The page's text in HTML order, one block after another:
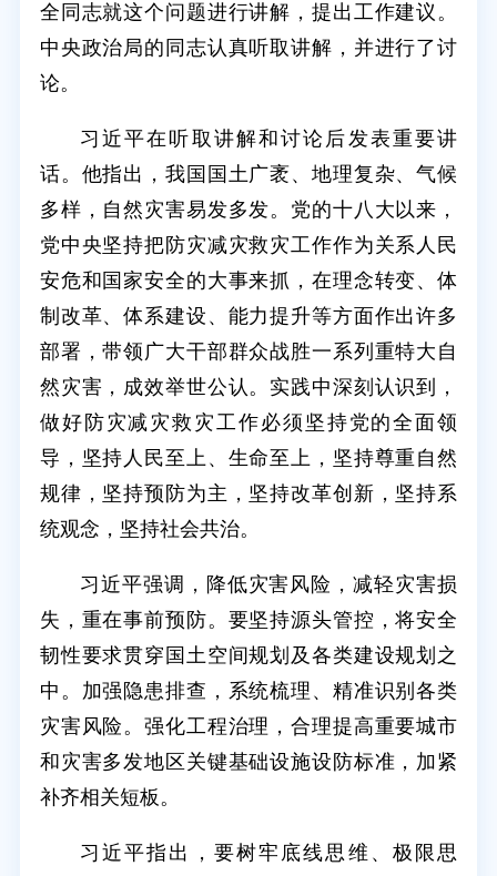
全同志就这个问题进行讲解，提出工作建议。
中央政治局的同志认真听取讲解，并进行了讨
论。
习近平在听取讲解和讨论后发表重要讲
话。他指出，我国国土广袤、地理复杂、气候
多样，自然灾害易发多发。党的十八大以来，
党中央坚持把防灾减灾救灾工作作为关系人民
安危和国家安全的大事来抓，在理念转变、体
制改革、体系建设、能力提升等方面作出许多
部署，带领广大干部群众战胜一系列重特大自
然灾害，成效举世公认。实践中深刻认识到，
做好防灾减灾救灾工作必须坚持党的全面领
导，坚持人民至上、生命至上，坚持尊重自然
规律，坚持预防为主，坚持改革创新，坚持系
统观念，坚持社会共治。
习近平强调，降低灾害风险，减轻灾害损
失，重在事前预防。要坚持源头管控，将安全
韧性要求贯穿国土空间规划及各类建设规划之
中。加强隐患排查，系统梳理、精准识别各类
灾害风险。强化工程治理，合理提高重要城市
和灾害多发地区关键基础设施设防标准，加紧
补齐相关短板。
习近平指出，要树牢底线思维、极限思